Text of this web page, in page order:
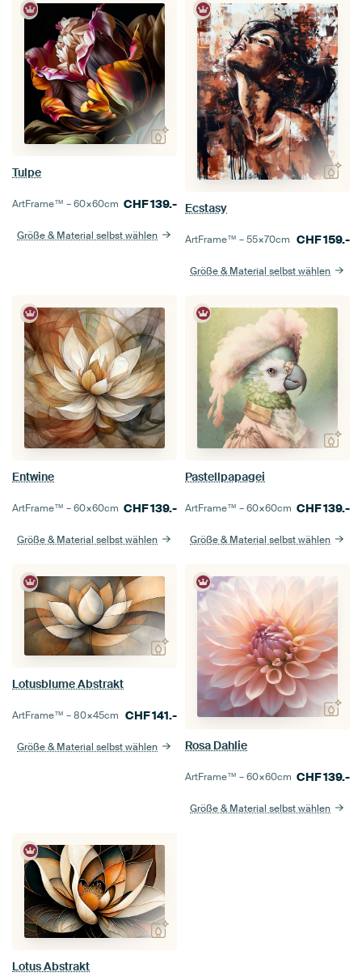
Tulpe
ArtFrame™ –60×60cm CHF139.-
Größe & Material selbst wählen
Ecstasy
ArtFrame™ –55×70cm CHF159.-
Größe & Material selbst wählen
Entwine
ArtFrame™ –60×60cm CHF139.-
Größe & Material selbst wählen
Pastellpapagei
ArtFrame™ –60×60cm CHF139.-
Größe & Material selbst wählen
Lotusblume Abstrakt
ArtFrame™ –80×45cm CHF141.-
Größe & Material selbst wählen Rosa Dahlie
ArtFrame™ –60×60cm CHF139.-
Größe & Material selbst wählen
Lotus Abstrakt